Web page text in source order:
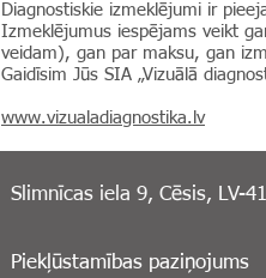
Diagnostiskie izmeklējumi ir
Izmeklējumus iespējams veikt
veidam), gan par maksu, gan
Gaidīsim Jūs SIA „Vizuālā
www.vizualadiagnostika.lv
Slimnīcas iela 9, Cēsis, LV-
Piekļūstamības paziņojums